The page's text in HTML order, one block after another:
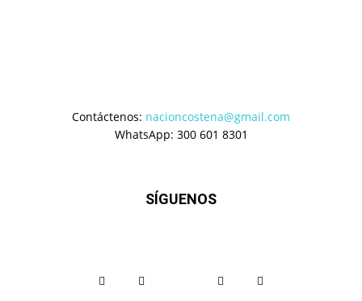
Contáctenos: nacioncostena@gmail.com
WhatsApp: 300 601 8301
SÍGUENOS